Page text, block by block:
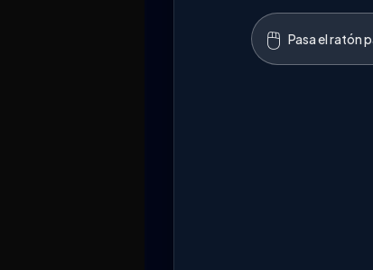
🖱️ Pasa el ratón